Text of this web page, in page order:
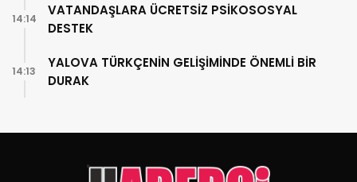
VATANDAŞLARA ÜCRETSİZ PSİKOSOSYAL
DESTEK
14:14
YALOVA TÜRKÇENİN GELİŞİMİNDE ÖNEMLİ BİR
DURAK
14:13